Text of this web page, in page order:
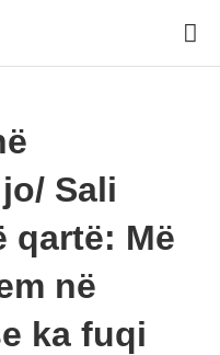
Sali
qartë: Më
në
ka fuqi